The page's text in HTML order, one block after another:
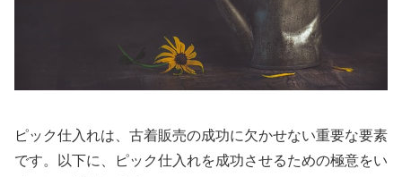
ピック仕入れは、古着販売の成功に欠かせない重要な要素
です。以下に、ピック仕入れを成功させるための極意をい